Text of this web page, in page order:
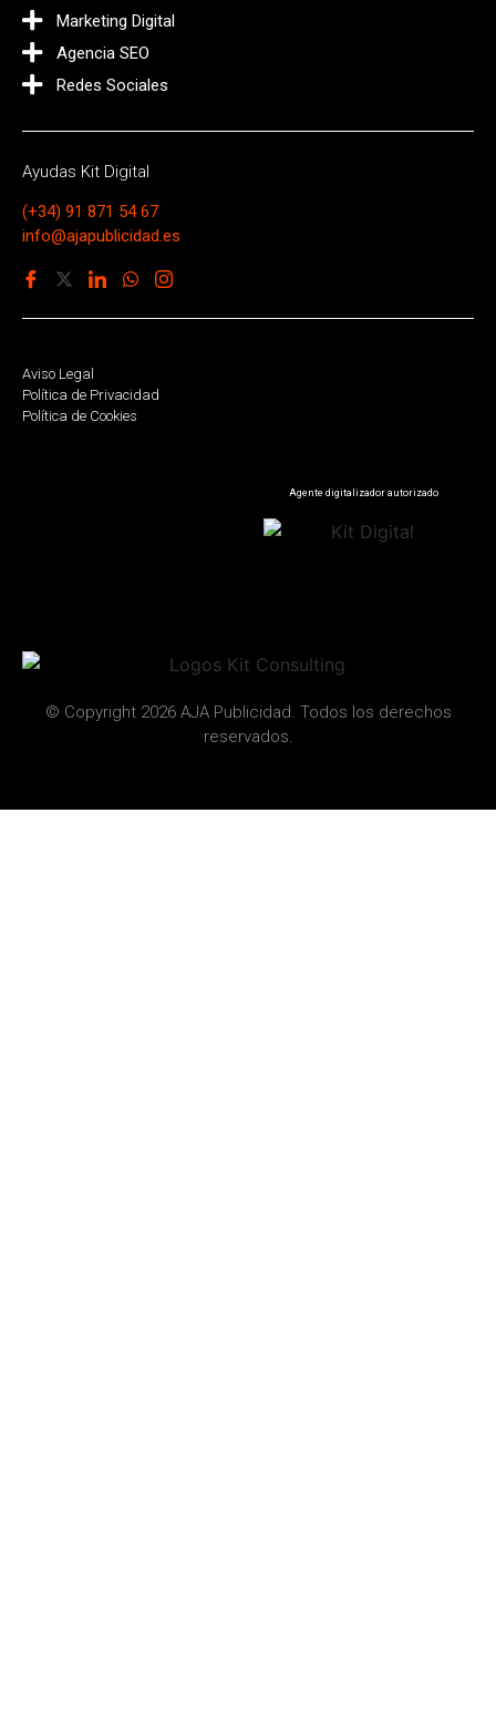
Marketing Digital
Agencia SEO
Redes Sociales
Ayudas Kit Digital
(+34) 91 871 54 67
info@ajapublicidad.es
Aviso Legal
Política de Privacidad
Política de Cookies
Agente digitalizador autorizado
© Copyright 2026 AJA Publicidad. Todos los derechos
reservados.